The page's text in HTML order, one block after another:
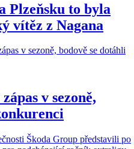
Plzeňsku to byla
vítěz z Nagana
v sezoně,